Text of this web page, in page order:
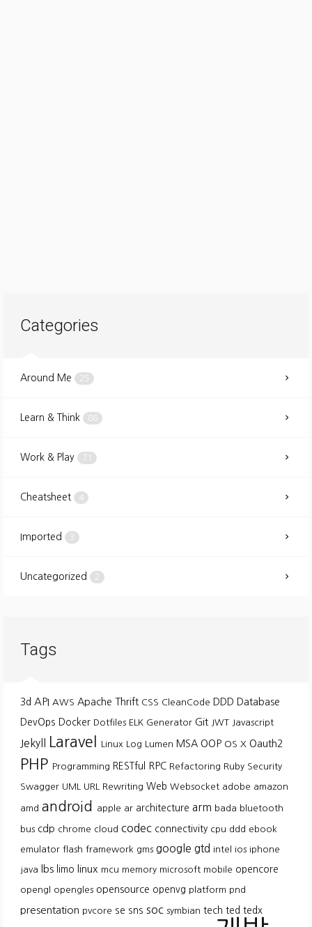
Categories
Around Me 25
Learn & Think 86
Work & Play 71
Cheatsheet 4
Imported 3
Uncategorized 2
Tags
3d API AWS Apache Thrift CSS CleanCode DDD Database
DevOps Docker Dotfiles ELK Generator Git JWT Javascript
Jekyll Laravel Linux Log Lumen MSA OOP OS X Oauth2
PHP Programming RESTful RPC Refactoring Ruby Security
Swagger UML URL Rewriting Web Websocket adobe amazon
amd android apple ar architecture arm bada bluetooth
bus cdp chrome cloud codec connectivity cpu ddd ebook
emulator flash framework gms google gtd intel ios iphone
java lbs limo linux mcu memory microsoft mobile opencore
opengl opengles opensource openvg platform pnd
presentation pvcore se sns soc symbian tech ted tedx